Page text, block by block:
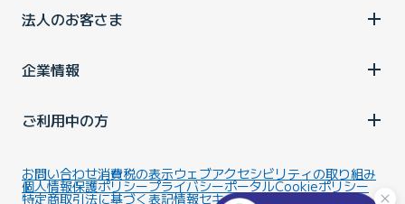
法人のお客さま
企業情報
ご利用中の方
お問い合わせ消費税の表示ウェブアクセシビリティの取り組み
個人情報保護ポリシープライバシーポータルCookieポリシー
特定商取引法に基づく表記情報セキュリティ基本方針